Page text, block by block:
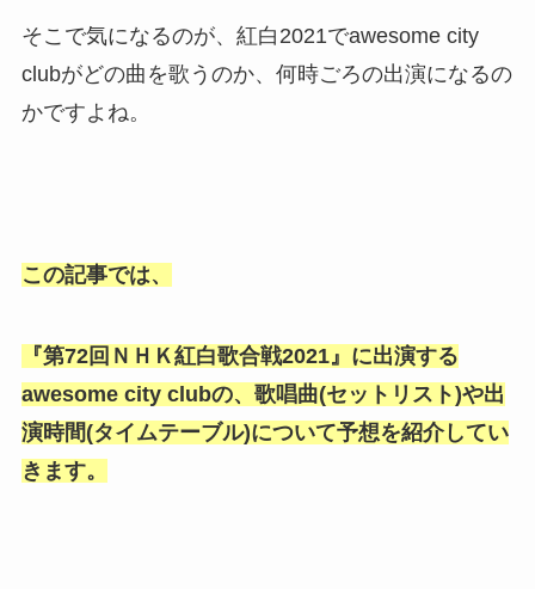
そこで気になるのが、紅白2021でawesome city
clubがどの曲を歌うのか、何時ごろの出演になるの
かですよね。
この記事では、
『第72回ＮＨＫ紅白歌合戦2021』に出演する
awesome city clubの、歌唱曲(セットリスト)や出
演時間(タイムテーブル)について予想を紹介してい
きます。